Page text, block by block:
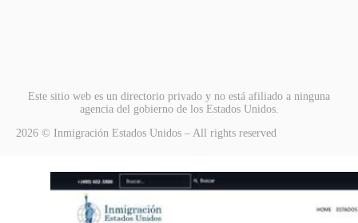
Este sitio web es un directorio privado y no está afiliado a ninguna
agencia del gobierno de los Estados Unidos.
2026 © Inmigración Estados Unidos – All rights reserved